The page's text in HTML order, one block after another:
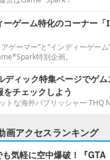
ーゲーム特化のコーナー
ゲーマー”と“インディーゲー
特別企画。
ディック特集ページでゲ
をチェックしよう
トな海外パブリッシャー THQ
画アクセスランキング
も気軽に空中爆破！『GTA